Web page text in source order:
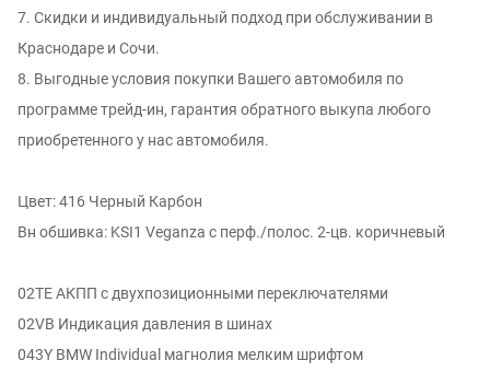
7. Скидки и индивидуальный подход при обслуживании в
Краснодаре и Сочи.
8. Выгодные условия покупки Вашего автомобиля по
программе трейд-ин, гарантия обратного выкупа любого
приобретенного у нас автомобиля.
Цвет: 416 Черный Карбон
Вн обшивка: KSI1 Veganza с перф./полос. 2-цв. коричневый
02TE АКПП с двухпозиционными переключателями
02VB Индикация давления в шинах
043Y BMW Individual магнолия мелким шрифтом